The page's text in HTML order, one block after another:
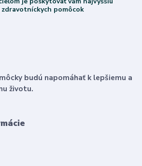
pomôcok
budú napomáhať k lepšiemu a
životu.